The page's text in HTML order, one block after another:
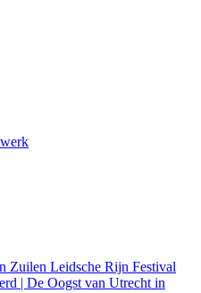
Zuilen Leidsche Rijn Festival
| De Oogst van Utrecht in